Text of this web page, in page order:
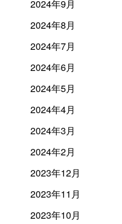
2024年9月
2024年8月
2024年7月
2024年6月
2024年5月
2024年4月
2024年3月
2024年2月
2023年12月
2023年11月
2023年10月